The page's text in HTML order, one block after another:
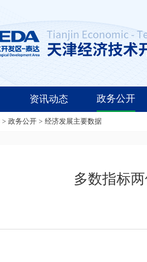
资讯动态 政务公开
> 政务公开 > 经济发展主要数据
多数指标